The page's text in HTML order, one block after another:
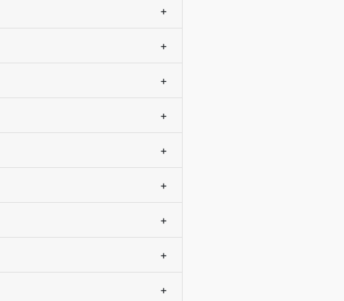
+
+
+
+
+
+
+
+
+